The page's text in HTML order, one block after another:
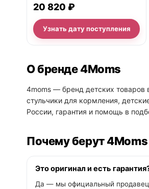
20 820 ₽
Узнать дату поступления
О бренде 4Moms
4moms — бренд детских товаров
стульчики для кормления,
России, гарантия и помощь в
Почему берут 4Moms
Это оригинал и есть
Да — мы официальный